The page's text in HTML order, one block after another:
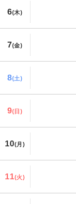
6(木)
7(金)
8(土)
9(日)
10(月)
11(火)